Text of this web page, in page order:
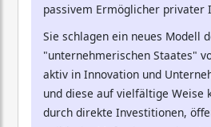
passivem Ermöglicher privater
Sie schlagen ein neues Modell
"unternehmerischen Staates"
aktiv in Innovation und
und diese auf vielfältige Weise
durch direkte Investitionen,